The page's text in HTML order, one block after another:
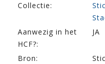
Collectie:
Aanwezig in het
HCF?:
JA
Bron: